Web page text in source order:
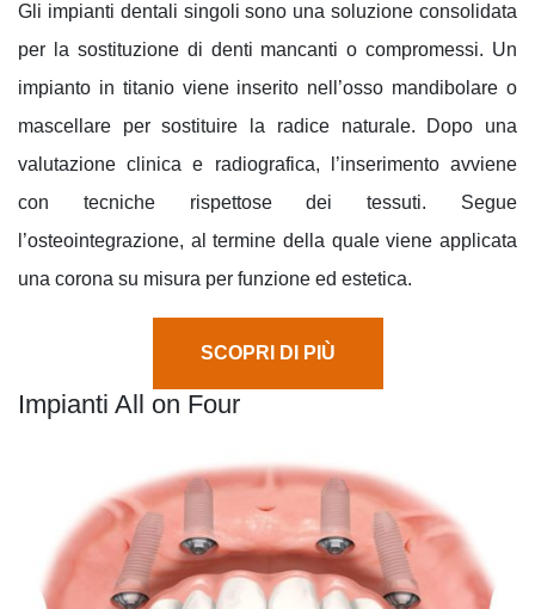
Gli impianti dentali singoli sono una soluzione consolidata
per la sostituzione di denti mancanti o compromessi. Un
impianto in titanio viene inserito nell’osso mandibolare o
mascellare per sostituire la radice naturale. Dopo una
valutazione clinica e radiografica, l’inserimento avviene
con tecniche rispettose dei tessuti. Segue
l’osteointegrazione, al termine della quale viene applicata
una corona su misura per funzione ed estetica.
SCOPRI DI PIÙ
Impianti All on Four